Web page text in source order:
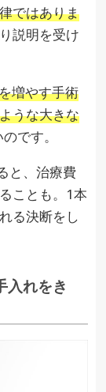
ではありま
説明を受け
増やす手術
うな大きな
です。
と、治療費
ことも。1本
る決断をし
れをき